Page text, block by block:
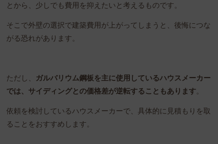
とから、少しでも費用を抑えたいと考えるものです。
そこで外壁の選択で建築費用が上がってしまうと、後悔につな
がる恐れがあります。
ただし、 ガルバリウム鋼板を主に使用しているハウスメーカー
では、サイディングとの価格差が逆転することもあります。
依頼を検討しているハウスメーカーで、具体的に見積もりを取
ることをおすすめします。